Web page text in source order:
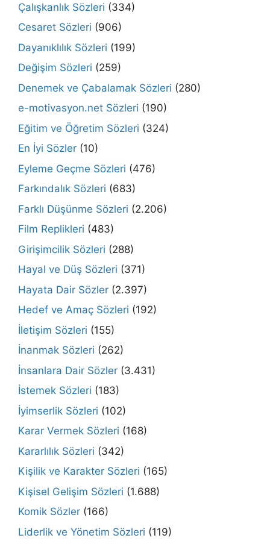
Çalışkanlık Sözleri (334)
Cesaret Sözleri (906)
Dayanıklılık Sözleri (199)
Değişim Sözleri (259)
Denemek ve Çabalamak Sözleri (280)
e-motivasyon.net Sözleri (190)
Eğitim ve Öğretim Sözleri (324)
En İyi Sözler (10)
Eyleme Geçme Sözleri (476)
Farkındalık Sözleri (683)
Farklı Düşünme Sözleri (2.206)
Film Replikleri (483)
Girişimcilik Sözleri (288)
Hayal ve Düş Sözleri (371)
Hayata Dair Sözler (2.397)
Hedef ve Amaç Sözleri (192)
İletişim Sözleri (155)
İnanmak Sözleri (262)
İnsanlara Dair Sözler (3.431)
İstemek Sözleri (183)
İyimserlik Sözleri (102)
Karar Vermek Sözleri (168)
Kararlılık Sözleri (342)
Kişilik ve Karakter Sözleri (165)
Kişisel Gelişim Sözleri (1.688)
Komik Sözler (166)
Liderlik ve Yönetim Sözleri (119)